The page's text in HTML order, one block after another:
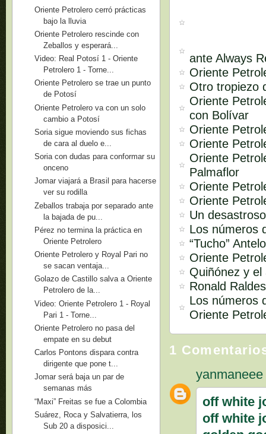
ante Always
Oriente
Otro tropiezo
Oriente
con Bolívar
Oriente
Oriente
Oriente
Palmaflor
Oriente
Oriente
Un
Los números
“Tucho”
Oriente
Quiñónez y
Ronald
Los números
Oriente
1
yanmaneee
off white
off white
Oriente Petrolero cerró prácticas
bajo la lluvia
Oriente Petrolero rescinde con
Zeballos y esperará...
Video: Real Potosí 1 - Oriente
Petrolero 1 - Torne...
Oriente Petrolero se trae un punto
de Potosí
Oriente Petrolero va con un solo
cambio a Potosí
Soria sigue moviendo sus fichas
de cara al duelo e...
Soria con dudas para conformar su
onceno
Jomar viajará a Brasil para hacerse
ver su rodilla
Zeballos trabaja por separado ante
la bajada de pu...
Pérez no termina la práctica en
Oriente Petrolero
Oriente Petrolero y Royal Pari no
se sacan ventaja...
Golazo de Castillo salva a Oriente
Petrolero de la...
Video: Oriente Petrolero 1 - Royal
Pari 1 - Torne...
Oriente Petrolero no pasa del
empate en su debut
Carlos Pontons dispara contra
dirigente que pone t...
Jomar será baja un par de
semanas más
“Maxi” Freitas se fue a Colombia
Suárez, Roca y Salvatierra, los
Sub 20 a disposici...